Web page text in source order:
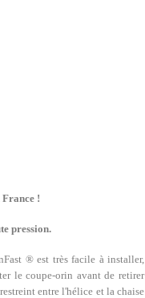
!
pression.
® est très facile à installer,
le coupe-orin avant de retirer
entre l'hélice et la chaise